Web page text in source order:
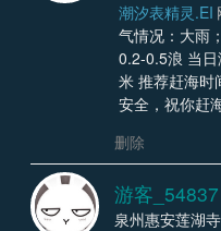
潮汐表精灵.EI
气情况：大雨
0.2-0.5浪 当
米 推荐赶海时
安全，祝你赶
删除
游客_54837
泉州惠安莲湖